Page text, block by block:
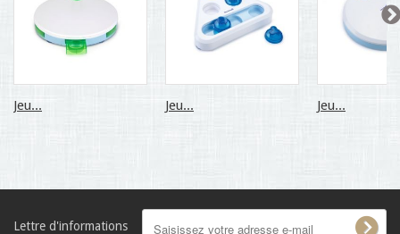
Jeu... Jeu... Jeu...
Lettre d'informations